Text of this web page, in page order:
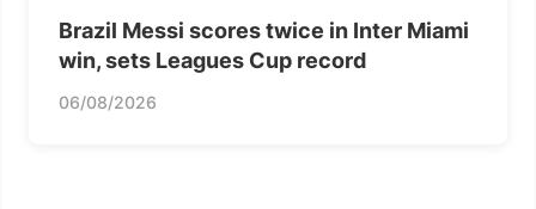
Brazil Messi scores twice in Inter Miami
win, sets Leagues Cup record
06/08/2026